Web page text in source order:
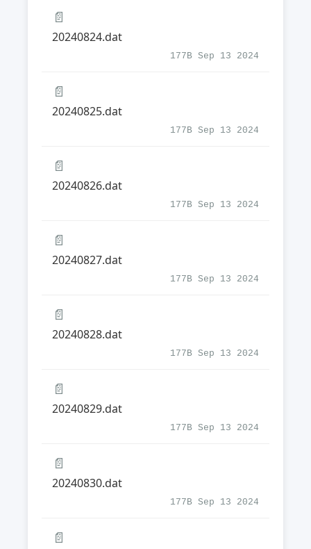
📄
20240824.dat
177B Sep 13 2024
📄
20240825.dat
177B Sep 13 2024
📄
20240826.dat
177B Sep 13 2024
📄
20240827.dat
177B Sep 13 2024
📄
20240828.dat
177B Sep 13 2024
📄
20240829.dat
177B Sep 13 2024
📄
20240830.dat
177B Sep 13 2024
📄